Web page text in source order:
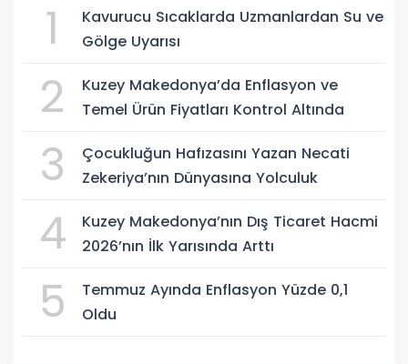
1
Kavurucu Sıcaklarda Uzmanlardan Su ve
Gölge Uyarısı
2
Kuzey Makedonya’da Enflasyon ve
Temel Ürün Fiyatları Kontrol Altında
3
Çocukluğun Hafızasını Yazan Necati
Zekeriya’nın Dünyasına Yolculuk
4
Kuzey Makedonya’nın Dış Ticaret Hacmi
2026’nın İlk Yarısında Arttı
5
Temmuz Ayında Enflasyon Yüzde 0,1
Oldu